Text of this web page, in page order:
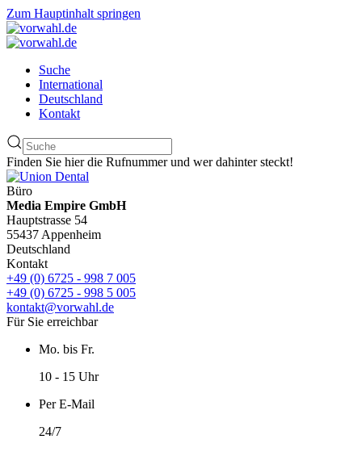
Zum Hauptinhalt springen
Suche
International
Deutschland
Kontakt
Finden Sie hier die Rufnummer und wer dahinter steckt!
Büro
Media Empire GmbH
Hauptstrasse 54
55437 Appenheim
Deutschland
Kontakt
+49 (0) 6725 - 998 7 005
+49 (0) 6725 - 998 5 005
kontakt@vorwahl.de
Für Sie erreichbar
Mo. bis Fr.
10 - 15 Uhr
Per E-Mail
24/7